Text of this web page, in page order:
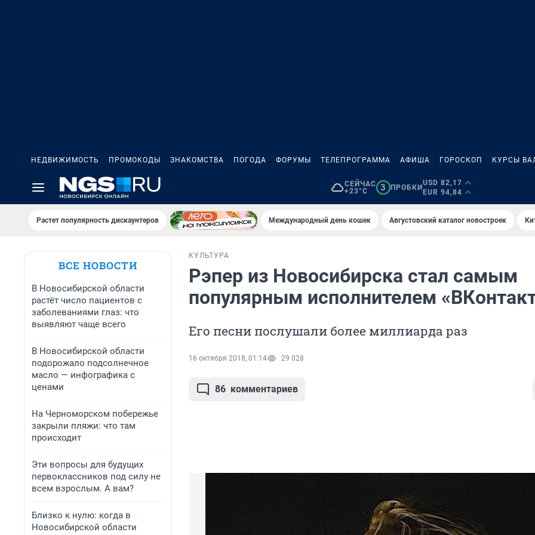
НЕДВИЖИМОСТЬ ПРОМОКОДЫ ЗНАКОМСТВА ПОГОДА ФОРУМЫ ТЕЛЕПРОГРАММА АФИША ГОРОСКОП КУРСЫ
СЕЙЧАС
+23°C
3 ПРОБКИ
USD 82,17
EUR 94,84
Растет популярность дискаунтеров Международный день кошек Августовский каталог новостроек
ВСЕ НОВОСТИ
В Новосибирской области
растёт число пациентов с
заболеваниями глаз: что
выявляют чаще всего
В Новосибирской области
подорожало подсолнечное
масло — инфографика с
ценами
На Черноморском побережье
закрыли пляжи: что там
происходит
Эти вопросы для будущих
первоклассников под силу не
всем взрослым. А вам?
Близко к нулю: когда в
Новосибирской области
КУЛЬТУРА
Рэпер из Новосибирска стал самым
популярным исполнителем
Его песни послушали более миллиарда раз
16 октября 2018, 01:14 29 028
86 комментариев